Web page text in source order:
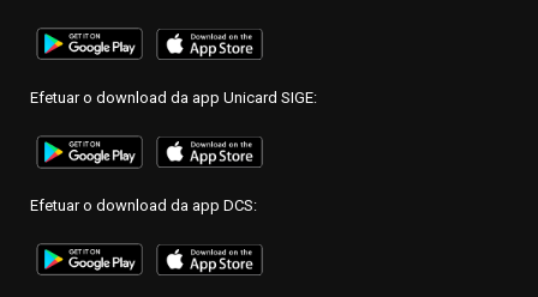
Efetuar o download da app Unicard SIGE:
Efetuar o download da app DCS: